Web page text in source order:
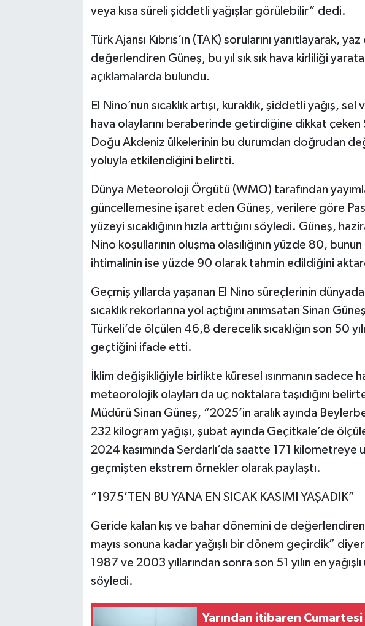
veya kısa süreli şiddetli yağışlar görülebilir” dedi.
Türk Ajansı Kıbrıs’ın (TAK) sorularını yanıtlayarak,
değerlendiren Güneş, bu yıl sık sık hava kirliliği
açıklamalarda bulundu.
El Nino’nun sıcaklık artışı, kuraklık, şiddetli yağış, sel
hava olaylarını beraberinde getirdiğine dikkat çeken
Doğu Akdeniz ülkelerinin bu durumdan doğrudan
yoluyla etkilendiğini belirtti.
Dünya Meteoroloji Örgütü (WMO) tarafından
güncellemesine işaret eden Güneş, verilere göre
yüzeyi sıcaklığının hızla arttığını söyledi. Güneş,
Nino koşullarının oluşma olasılığının yüzde 80,
ihtimalinin ise yüzde 90 olarak tahmin edildiğini
Geçmiş yıllarda yaşanan El Nino süreçlerinin
sıcaklık rekorlarına yol açtığını anımsatan Sinan
Türkeli’de ölçülen 46,8 derecelik sıcaklığın son 50
geçtiğini ifade etti.
İklim değişikliğiyle birlikte küresel ısınmanın sadece
meteorolojik olayları da uç noktalara taşıdığını
Müdürü Sinan Güneş, “2025’in aralık ayında
232 kilogram yağışı, şubat ayında Geçitkale’de
2024 kasımında Serdarlı’da saatte 171 kilometreye
geçmişten ekstrem örnekler olarak paylaştı.
“1975’TEN BU YANA EN SICAK KASIMI YAŞADIK”
Geride kalan kış ve bahar dönemini de değerlendiren
mayıs sonuna kadar yağışlı bir dönem geçirdik”
1987 ve 2003 yıllarından sonra son 51 yılın en
söyledi.
Yarından itibaren